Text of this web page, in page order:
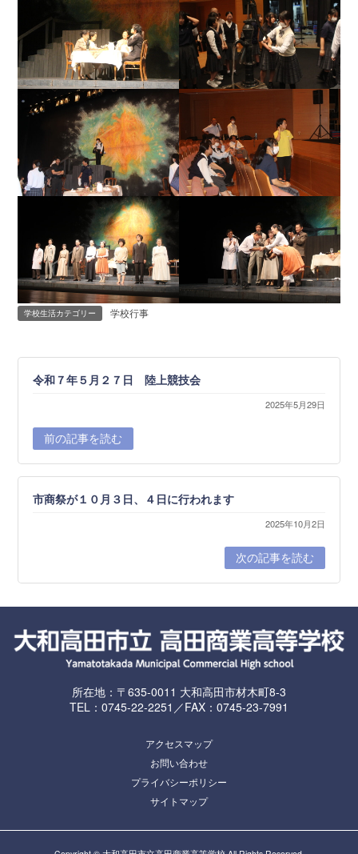
学校生活カテゴリー 学校行事
令和７年５月２７日 陸上競技会
2025年5月29日
前の記事を読む
市商祭が１０月３日、４日に行われます
2025年10月2日
次の記事を読む
所在地：〒635-0011 大和高田市材木町8-3
TEL：0745-22-2251／FAX：0745-23-7991
アクセスマップ
お問い合わせ
プライバシーポリシー
サイトマップ